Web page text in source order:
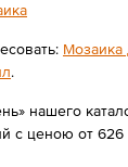
Мозаика
.
нашего
с ценою от 626